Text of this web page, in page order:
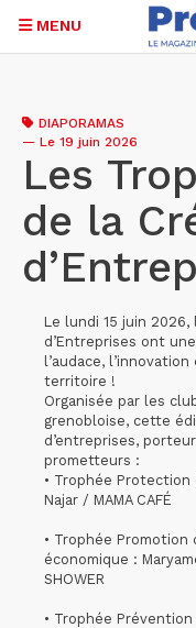
contenu
principal
MENU
DIAPORAMAS
— Le 19 juin 2026
Les
de la
Le lundi 15 juin
d’Entreprises ont
l’audace,
territoire !
Organisée par les
grenobloise, cette
d’entreprises,
prometteurs :
• Trophée
Najar / MAMA CAFÉ
• Trophée
économique :
SHOWER
• Trophée